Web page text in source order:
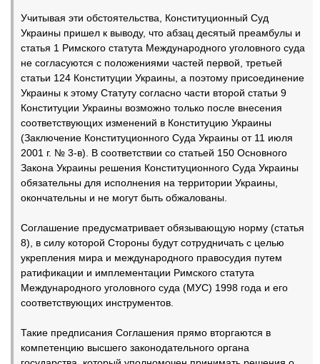
Учитывая эти обстоятельства, Конституционный Суд
Украины пришел к выводу, что абзац десятый преамбулы и
статья 1 Римского статута Международного уголовного суда
не согласуются с положениями частей первой, третьей
статьи 124 Конституции Украины, а поэтому присоединение
Украины к этому Статуту согласно части второй статьи 9
Конституции Украины возможно только после внесения
соответствующих изменений в Конституцию Украины
(Заключение Конституционного Суда Украины от 11 июля
2001 г. № 3-в). В соответствии со статьей 150 Основного
Закона Украины решения Конституционного Суда Украины
обязательны для исполнения на территории Украины,
окончательны и не могут быть обжалованы.
Соглашение предусматривает обязывающую норму (статья
8), в силу которой Стороны будут сотрудничать с целью
укрепления мира и международного правосудия путем
ратификации и имплементации Римского статута
Международного уголовного суда (МУС) 1998 года и его
соответствующих инструментов.
Такие предписания Соглашения прямо вторгаются в
компетенцию высшего законодательного органа